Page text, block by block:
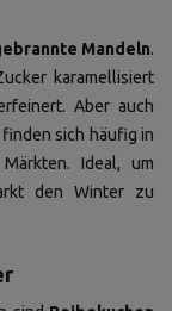
Mandeln.
karamellisiert
Aber auch
sich häufig in
Ideal, um
den Winter zu